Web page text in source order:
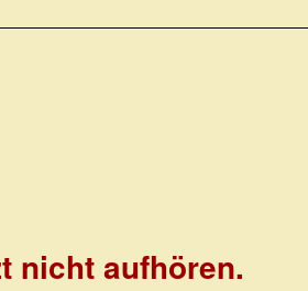
nicht aufhören.